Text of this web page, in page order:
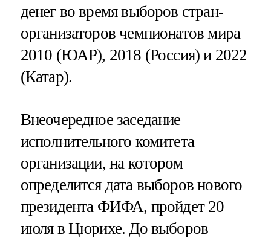
денег во время выборов стран-
организаторов чемпионатов мира
2010 (ЮАР), 2018 (Россия) и 2022
(Катар).
Внеочередное заседание
исполнительного комитета
организации, на котором
определится дата выборов нового
президента ФИФА, пройдет 20
июля в Цюрихе. До выборов